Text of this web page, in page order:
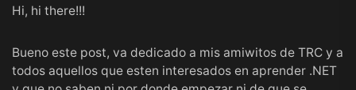
Hi, hi there!!!
Bueno este post, va dedicado a mis amiwitos de TRC y a
todos aquellos que esten interesados en aprender .NET